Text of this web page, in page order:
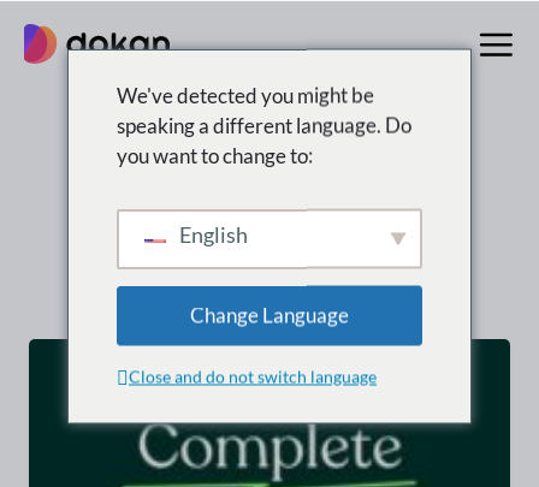
contenu
Résultats de la
recherche pour :
“ wordpress ”
We've detected you might be
speaking a different language. Do
you want to change to:
English
Change Language
Close and do not switch language